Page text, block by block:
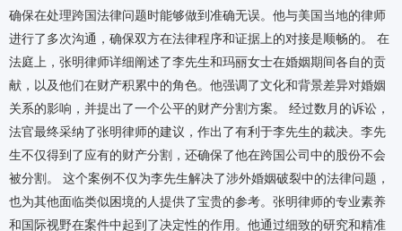
确保在处理跨国法律问题时能够做到准确无误。他与美国当地的律师
进行了多次沟通，确保双方在法律程序和证据上的对接是顺畅的。 在
法庭上，张明律师详细阐述了李先生和玛丽女士在婚姻期间各自的贡
献，以及他们在财产积累中的角色。他强调了文化和背景差异对婚姻
关系的影响，并提出了一个公平的财产分割方案。 经过数月的诉讼，
法官最终采纳了张明律师的建议，作出了有利于李先生的裁决。李先
生不仅得到了应有的财产分割，还确保了他在跨国公司中的股份不会
被分割。 这个案例不仅为李先生解决了涉外婚姻破裂中的法律问题，
也为其他面临类似困境的人提供了宝贵的参考。张明律师的专业素养
和国际视野在案件中起到了决定性的作用。他通过细致的研究和精准